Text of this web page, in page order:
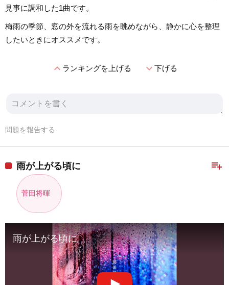
見事に調和した1曲です。
梅雨の季節、窓の外を流れる雨を眺めながら、静かに心を整理
したいときにオススメです。
expand_lessランキングを上げる expand_more下げる
問題を報告する
playlist_add
雨が上がる頃に
菅田将暉
雨が上がる頃に